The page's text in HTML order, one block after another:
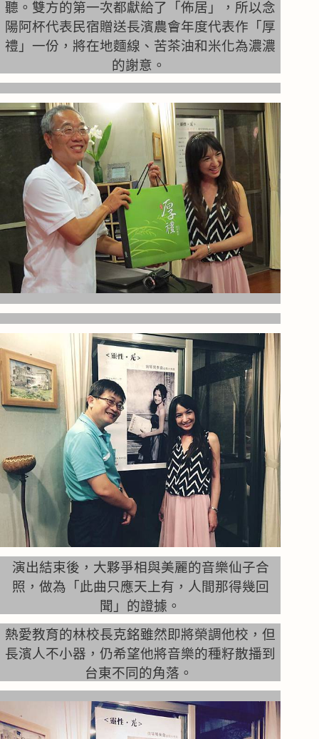
聽。雙方的第一次都獻給了「佈居」，所以念
陽阿杯代表民宿贈送長濱農會年度代表作「厚
禮」一份，將在地麵線、苦茶油和米化為濃濃
的謝意。
演出結束後，大夥爭相與美麗的音樂仙子合
照，做為「此曲只應天上有，人間那得幾回
聞」的證據。
熱愛教育的林校長克銘雖然即將榮調他校，但
長濱人不小器，仍希望他將音樂的種籽散播到
台東不同的角落。